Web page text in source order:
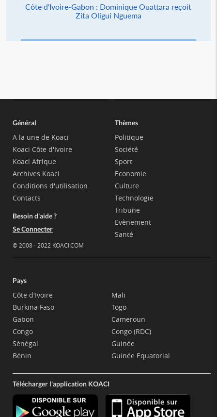
Côte d'Ivoire-Gabon : Dominique Ouattara reçoit
Zita Oligui Nguema
Général
A la une de Koaci
Koaci Côte d'Ivoire
Koaci Afrique
Archives Koaci
Conditions d'utilisation
Contacts
Besoin d'aide ?
Se Connecter
© 2008 - 2022 KOACI.COM
Thèmes
Politique
Société
Sport
Economie
Culture
Technologie
Tribune
Evènement
Santé
Pays
Côte d'Ivoire
Burkina Faso
Gabon
Congo
Sénégal
Bénin
Mali
Togo
Cameroun
Congo (RDC)
Guinée
Guinée Equatorial
Télécharger l'application KOACI